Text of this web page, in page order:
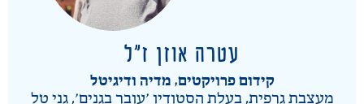
עטרה אוזן​ ז"ל
קידום פרויקטים, מדיה ודיגיטל